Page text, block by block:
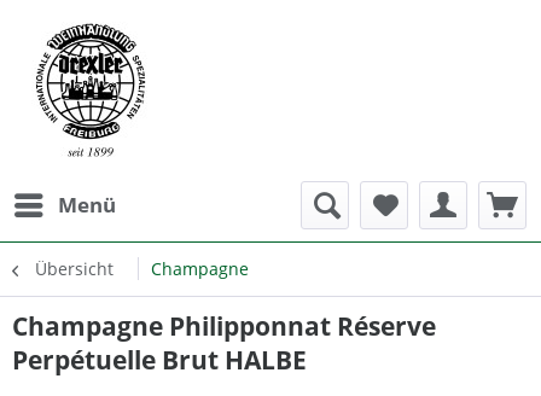
Menü
Übersicht Champagne
Champagne Philipponnat Réserve
Perpétuelle Brut HALBE